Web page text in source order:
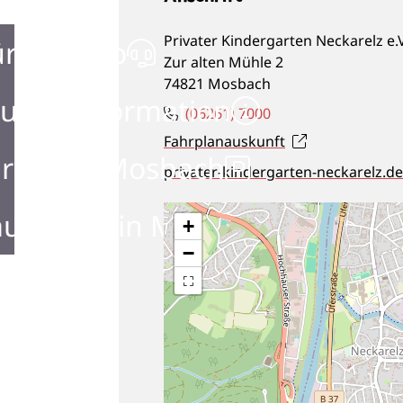
Information
in Mosbach
in Mosbach
Privater Kindergarten Neckarelz
Zur alten Mühle 2
74821 Mosbach
Fahrplanauskunft
(06261) 7000
privater-kindergarten-neckarelz.de
+
−